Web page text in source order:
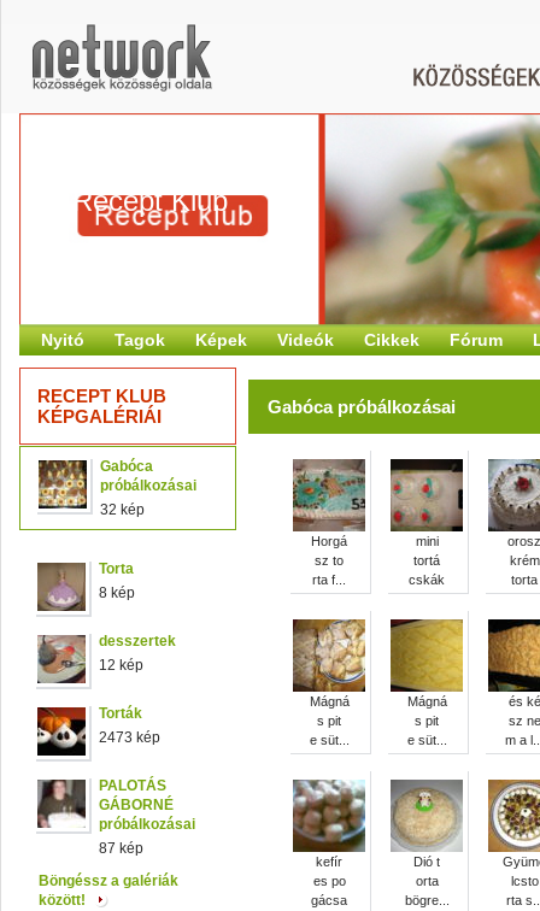
Recept Klub
Nyitó Tagok Képek Videók Cikkek Fórum
RECEPT KLUB
KÉPGALÉRIÁI
Gabóca
próbálkozásai
32 kép
Torta
8 kép
desszertek
12 kép
Torták
2473 kép
PALOTÁS
GÁBORNÉ
próbálkozásai
87 kép
Böngéssz a galériák
között!
Gabóca próbálkozásai
Horgá
sz to
rta f...
mini
tortá
cskák
orosz
krém
torta
Mágná
s pit
e süt...
Mágná
s pit
e süt...
és ké
sz ne
m a
kefír
es po
gácsa
Dió t
orta
bögre...
lcsto
rta